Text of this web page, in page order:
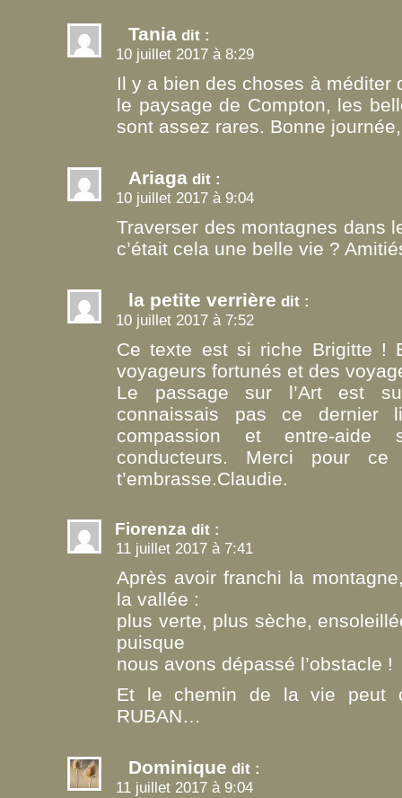
Tania dit :
10 juillet 2017 à 8:29
Il y a bien des choses à
le paysage de Compton, les
sont assez rares. Bonne
Ariaga dit :
10 juillet 2017 à 9:04
Traverser des montagnes dans
c’était cela une belle vie ?
la petite verrière dit :
10 juillet 2017 à 7:52
Ce texte est si riche Brigitte !
voyageurs fortunés et des
Le passage sur l’Art est
connaissais pas ce dernier
compassion et entre-
conducteurs. Merci pour
t’embrasse.Claudie.
Fiorenza dit :
11 juillet 2017 à 7:41
Après avoir franchi la
la vallée :
plus verte, plus sèche,
puisque
nous avons dépassé l’obstacle !
Et le chemin de la vie peut
RUBAN…
Dominique dit :
11 juillet 2017 à 9:04